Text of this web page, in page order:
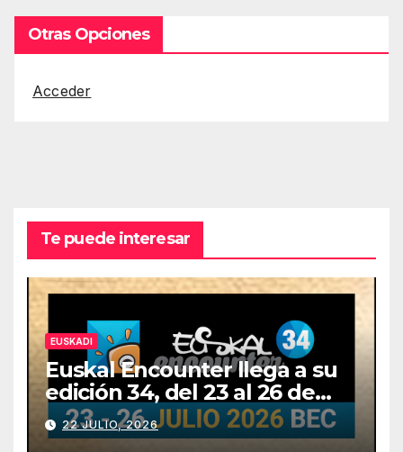
Otras Opciones
Acceder
Te puede interesar
EUSKADI
Euskal Encounter llega a su
edición 34, del 23 al 26 de
julio
22 JULIO, 2026